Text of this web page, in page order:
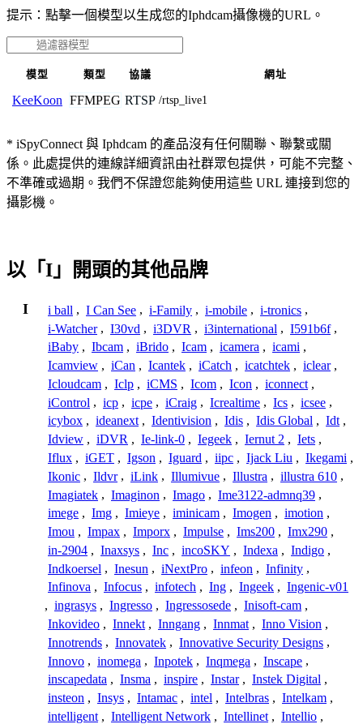
提示：點擊一個模型以生成您的Iphdcam攝像機的URL。
模型 類型 協議 網址
KeeKoon FFMPEG RTSP /rtsp_live1
* iSpyConnect 與 Iphdcam 的產品沒有任何關聯、聯繫或關
係。此處提供的連線詳細資訊由社群眾包提供，可能不完整、
不準確或過期。我們不保證您能夠使用這些 URL 連接到您的
攝影機。
以「I」開頭的其他品牌
I i ball , I Can See , i-Family , i-mobile , i-tronics ,
i-Watcher , I30vd , i3DVR , i3international , I591b6f ,
iBaby , Ibcam , iBrido , Icam , icamera , icami ,
Icamview , iCan , Icantek , iCatch , icatchtek , iclear ,
Icloudcam , Iclp , iCMS , Icom , Icon , iconnect ,
iControl , icp , icpe , iCraig , Icrealtime , Ics , icsee ,
icybox , ideanext , Identivision , Idis , Idis Global , Idt ,
Idview , iDVR , Ie-link-0 , Iegeek , Iernut 2 , Iets ,
Iflux , iGET , Igson , Iguard , iipc , Ijack Liu , Ikegami ,
Ikonic , Ildvr , iLink , Illumivue , Illustra , illustra 610 ,
Imagiatek , Imaginon , Imago , Ime3122-admnq39 ,
imege , Img , Imieye , iminicam , Imogen , imotion ,
Imou , Impax , Imporx , Impulse , Ims200 , Imx290 ,
in-2904 , Inaxsys , Inc , incoSKY , Indexa , Indigo ,
Indkoersel , Inesun , iNextPro , infeon , Infinity ,
Infinova , Infocus , infotech , Ing , Ingeek , Ingenic-v01
, ingrasys , Ingresso , Ingressosede , Inisoft-cam ,
Inkovideo , Innekt , Inngang , Innmat , Inno Vision ,
Innotrends , Innovatek , Innovative Security Designs ,
Innovo , inomega , Inpotek , Inqmega , Inscape ,
inscapedata , Insma , inspire , Instar , Instek Digital ,
insteon , Insys , Intamac , intel , Intelbras , Intelkam ,
intelligent , Intelligent Network , Intellinet , Intellio ,